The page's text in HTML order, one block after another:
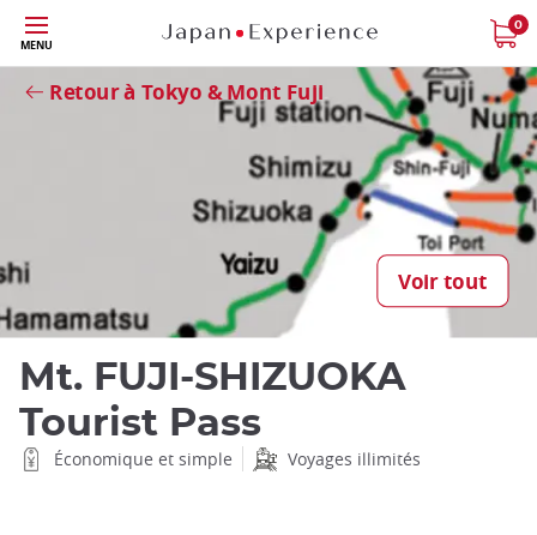
Skip
to
main
content
MENU
0
Retour à Tokyo & Mont Fuji
Voir tout
Fermer
Mt. FUJI-SHIZUOKA
Tourist Pass
Économique et simple Voyages illimités